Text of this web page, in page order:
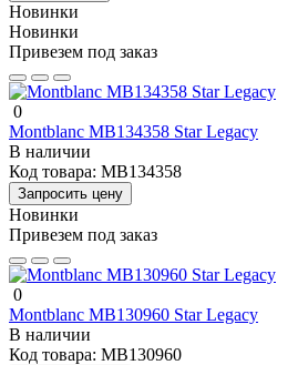
Новинки
Новинки
Привезем под заказ
0
Montblanc MB134358 Star Legacy
В наличии
Код товара: MB134358
Запросить цену
Новинки
Привезем под заказ
0
Montblanc MB130960 Star Legacy
В наличии
Код товара: MB130960